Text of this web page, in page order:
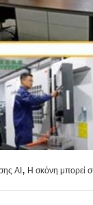
AI , Η σκόνη μπορεί